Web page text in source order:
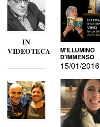
IN
VIDEOTECA
M'ILLUMINO
D'IMMENSO
15/01/2016